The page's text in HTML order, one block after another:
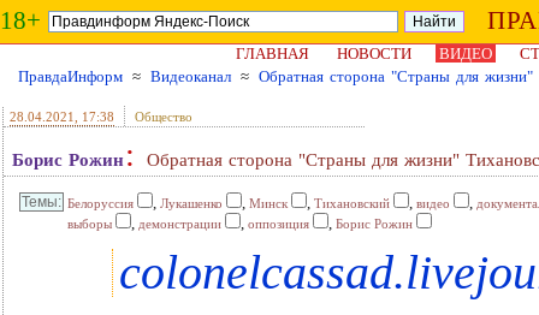
18+
ГЛАВНАЯ НОВОСТИ ВИДЕО
ПравдаИнформ ≈ Видеоканал ≈ Обратная сторона "Страны для жизни"
28.04.2021 , 17:38 Общество
Борис Рожин: Обратная сторона "Страны для жизни"
Белоруссия , Лукашенко , Минск , Тихановский , видео ,
выборы
, демонстрации , оппозиция , Борис Рожин